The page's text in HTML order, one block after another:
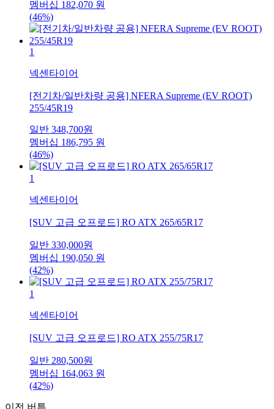
멤버십 182,070 원
(46%)
1
넥센타이어
[전기차/일반차량 공용] NFERA Supreme (EV ROOT)
255/45R19
일반 348,700원
멤버십 186,795 원
(46%)
1
넥센타이어
[SUV 고급 오프로드] RO ATX 265/65R17
일반 330,000원
멤버십 190,050 원
(42%)
1
넥센타이어
[SUV 고급 오프로드] RO ATX 255/75R17
일반 280,500원
멤버십 164,063 원
(42%)
이전 버튼